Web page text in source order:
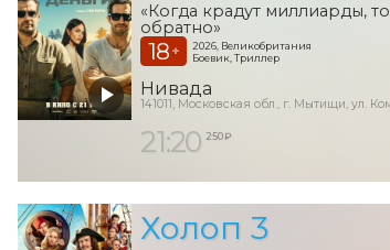
«Когда крадут миллиарды,
обратно»
18 +
2026, Великобритания
Боевик, Триллер
Нивада
141011, Московская обл., г. Мытищи, ул.
21:20 250 ₽
Холоп 3